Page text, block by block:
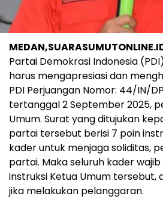
Partai Demokrasi Indonesia
harus mengapresiasi dan
PDI Perjuangan Nomor: 44/IN/
tertanggal 2 September 2025,
Umum. Surat yang ditujukan
partai tersebut berisi 7 poin
kader untuk menjaga soliditas,
partai. Maka seluruh kader
instruksi Ketua Umum tersebut,
jika melakukan pelanggaran.